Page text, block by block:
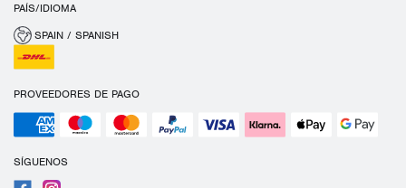
PAÍS/IDIOMA
SPAIN / SPANISH
PROVEEDORES DE PAGO
SÍGUENOS